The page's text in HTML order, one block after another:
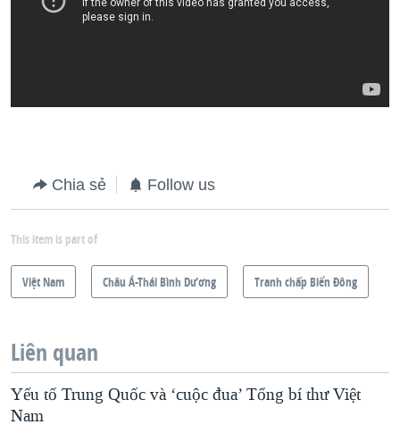
Chia sẻ Follow us
This item is part of
Việt Nam Châu Á-Thái Bình Dương Tranh chấp Biển Đông
Liên quan
Yếu tố Trung Quốc và ‘cuộc đua’ Tổng bí thư Việt
Nam